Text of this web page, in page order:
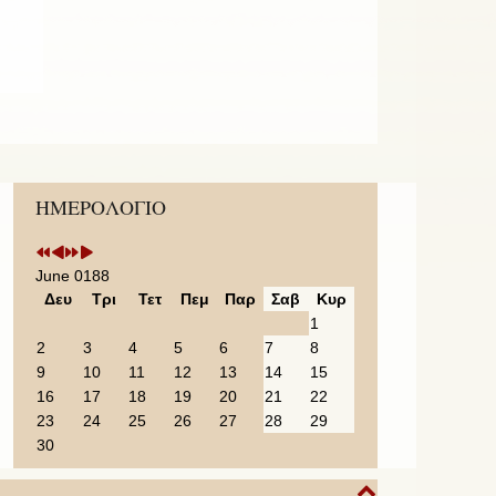
ΗΜΕΡΟΛΟΓΙΟ
Previous
Year
Previous
Month
Next
Year
Next
Month
June 0188
Δευ
Τρι Τετ Πεμ Παρ Σαβ
Κυρ
1
2
3 4 5 6 7
8
9
10 11 12 13 14
15
16
17 18 19 20 21
22
23
24 25 26 27 28
29
30